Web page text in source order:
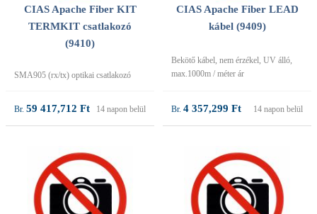
CIAS Apache Fiber KIT
TERMKIT csatlakozó
(9410)
SMA905 (rx/tx) optikai csatlakozó
59 417,712 Ft 14 napon belül
CIAS Apache Fiber LEAD
kábel (9409)
Bekötő kábel, nem érzékel, UV álló,
max.1000m / méter ár
4 357,299 Ft 14 napon belül